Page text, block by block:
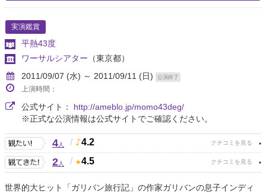
実演鑑賞
平熱43度
ワーサルシアター （東京都）
2011/09/07 (水) ～ 2011/09/11 (日)
公演終了
上演時間：
公式サイト： http://ameblo.jp/momo43deg/
※正式な公演情報は公式サイトでご確認ください。
4人 / 4.2
2人 / 4.5
世界的大ヒット「ガリバン旅行記」の作家ガリバンの息子インディ